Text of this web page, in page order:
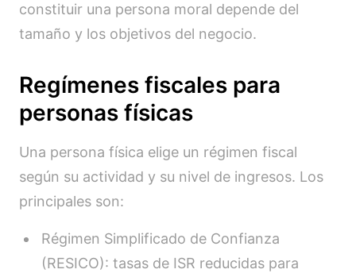
constituir una persona moral depende del
tamaño y los objetivos del negocio.
Regímenes fiscales para
personas físicas
Una persona física elige un régimen fiscal
según su actividad y su nivel de ingresos. Los
principales son:
Régimen Simplificado de Confianza
(RESICO): tasas de ISR reducidas para